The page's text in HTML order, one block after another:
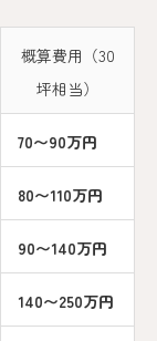
概算費用（30
坪相当）
70〜90万円
80〜110万円
90〜140万円
140〜250万円